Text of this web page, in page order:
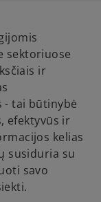
sektoriuose
ir
tai būtinybė
efektyvūs ir
kelias
susiduria su
savo